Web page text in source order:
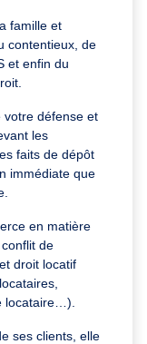
famille et
contentieux, de
et enfin du
votre défense et
les
faits de dépôt
immédiate que
en matière
de
droit locatif
locataire…).
ses clients, elle